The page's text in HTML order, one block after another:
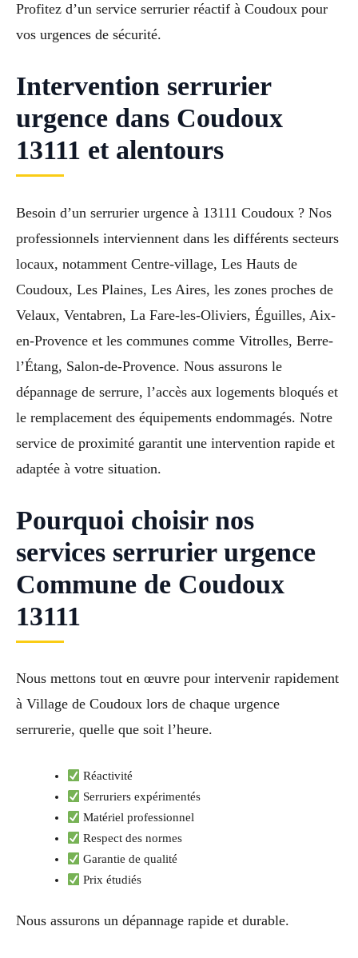
Profitez d’un service serrurier réactif à Coudoux pour
vos urgences de sécurité.
Intervention serrurier
urgence dans Coudoux
13111 et alentours
Besoin d’un serrurier urgence à 13111 Coudoux ? Nos
professionnels interviennent dans les différents secteurs
locaux, notamment Centre-village, Les Hauts de
Coudoux, Les Plaines, Les Aires, les zones proches de
Velaux, Ventabren, La Fare-les-Oliviers, Éguilles, Aix-
en-Provence et les communes comme Vitrolles, Berre-
l’Étang, Salon-de-Provence. Nous assurons le
dépannage de serrure, l’accès aux logements bloqués et
le remplacement des équipements endommagés. Notre
service de proximité garantit une intervention rapide et
adaptée à votre situation.
Pourquoi choisir nos
services serrurier urgence
Commune de Coudoux
13111
Nous mettons tout en œuvre pour intervenir rapidement
à Village de Coudoux lors de chaque urgence
serrurerie, quelle que soit l’heure.
Réactivité
Serruriers expérimentés
Matériel professionnel
Respect des normes
Garantie de qualité
Prix étudiés
Nous assurons un dépannage rapide et durable.